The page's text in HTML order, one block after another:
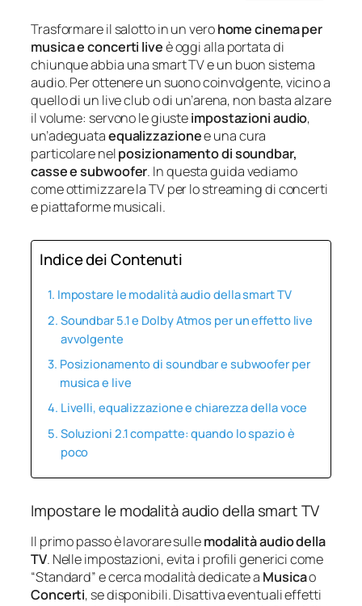
Trasformare il salotto in un verohome cinema per
musica e concerti liveè oggi alla portata di
chiunque abbia una smart TV e un buon sistema
audio. Per ottenere un suono coinvolgente, vicino a
quello di un live club o di un’arena, non basta alzare
il volume: servono le giusteimpostazioni audio,
un’adeguataequalizzazionee una cura
particolare nelposizionamento di soundbar,
casse e subwoofer. In questa guida vediamo
come ottimizzare la TV per lo streaming di concerti
e piattaforme musicali.
Indice dei Contenuti
Impostare le modalità audio della smart TV
Soundbar 5.1 e Dolby Atmos per un effetto live
avvolgente
Posizionamento di soundbar e subwoofer per
musica e live
Livelli, equalizzazione e chiarezza della voce
Soluzioni 2.1 compatte: quando lo spazio è
poco
Impostare le modalità audio della smart TV
Il primo passo è lavorare sullemodalità audio della
TV. Nelle impostazioni, evita i profili generici come
“Standard” e cerca modalità dedicate a Musicao
Concerti, se disponibili. Disattiva eventuali effetti